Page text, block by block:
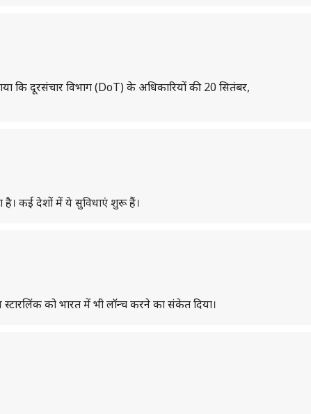
कि दूरसंचार विभाग (DoT) के अधिकारियों की 20 सितंबर,
कई देशों में ये सुविधाएं शुरू हैं।
को भारत में भी लॉन्च करने का संकेत दिया।